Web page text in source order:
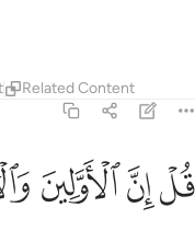
Related Content
قل ان الاولين والاخرين ٤٩
قُلْ إِنَّ ٱلْأَوَّلِينَ وَٱلْـَٔاخِرِينَ ٤٩
ﳒﳓﳔ